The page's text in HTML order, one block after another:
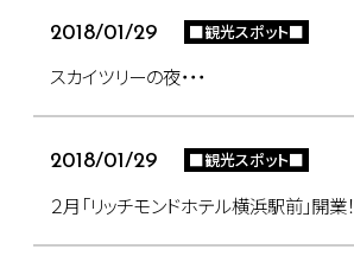
2018/01/29 ■観光スポット■
スカイツリーの夜・・・
2018/01/29 ■観光スポット■
２月「リッチモンドホテル横浜駅前」開業！